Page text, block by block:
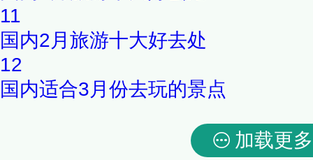
11
国内2月旅游十大好去处
12
国内适合3月份去玩的景点
加载更多